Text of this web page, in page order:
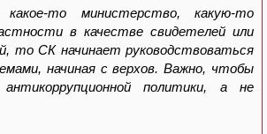
то министерство, какую-то
в качестве свидетелей или
то СК начинает руководствоваться
начиная с верхов. Важно, чтобы
политики, а не